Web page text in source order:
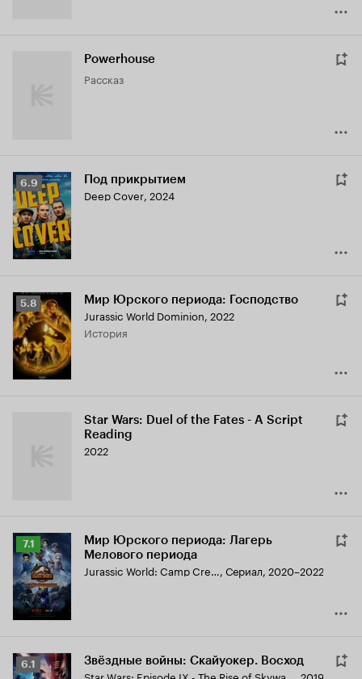
Powerhouse
рассказ
Рейтинг
Кинопоиска
6.9
6.9 Под прикрытием
Deep Cover, 2024
Рейтинг
Кинопоиска
5.8
5.8 Мир Юрского периода: Господство
Jurassic World Dominion, 2022
история
Star Wars: Duel of the Fates - A Script
Reading
2022
Рейтинг
Кинопоиска
7.1
7.1
Мир Юрского периода: Лагерь
Мелового периода
Jurassic World: Camp Cretaceous, Сериал, 2020–2022
Рейтинг
6.1 Звёздные войны: Скайуокер. Восход